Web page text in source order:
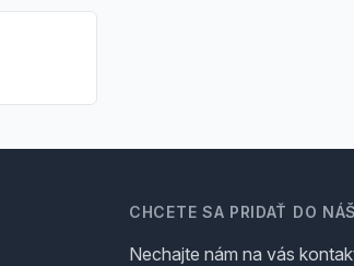
CHCETE SA PRIDAŤ DO
Nechajte nám na vás